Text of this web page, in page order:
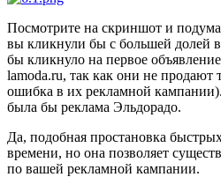
Посмотрите на скриншот и
вы кликнули бы с большей долей
бы кликнуло на первое
lamoda.ru, так как они не продают
ошибка в их рекламной
была бы реклама Эльдорадо.
Да, подобная простановка
времени, но она позволяет
по вашей рекламной кампании.